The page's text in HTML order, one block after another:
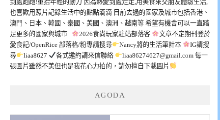
到處跑跑!重拾年輕的動力 因為熱愛到處走走,用美食來交朋友體驗生活,
也喜歡用照片記錄生活中的點點滴滴 目前去過的國家及城市包括香港、
澳門、日本、韓國、泰國、美國、澳洲、越南等 希望有機會可以一直踏
足更多的國家與城市
2026食尚玩家駐站部落客
文章不定期刊登於
愛食記/OpenRice 部落格/粉專請搜尋
Nancy將的生活筆計本
IG請搜
尋
liaa8627 各式邀約請來信聯絡 liaa86274627@gmail.com每一
張圖片雖然不美但也是我花心力拍的，請勿擅自下載圖片
AGODA